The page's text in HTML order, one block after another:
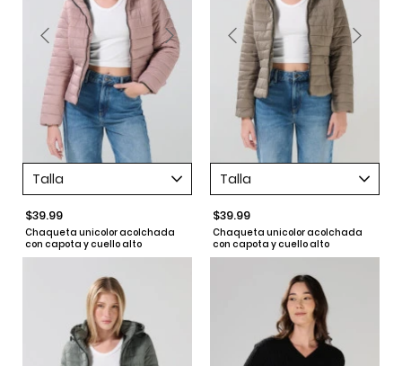
Talla
$39.99
Chaqueta unicolor acolchada
con capota y cuello alto
Talla
$39.99
Chaqueta unicolor acolchada
con capota y cuello alto